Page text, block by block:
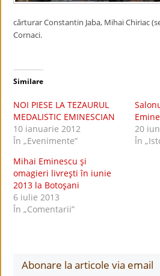
cărturar Constantin Jaba, Mihai Chiriac
Cornaci.
Similare
NOI PIESE LA TEZAURUL
MEDALISTIC EMINESCIAN
10 ianuarie 2012
În „Evenimente”
20
În
Mihai Eminescu şi
omagieri livreşti în iunie
2013 la Botoşani
6 iulie 2013
În „Comentarii”
Abonare la articole via email